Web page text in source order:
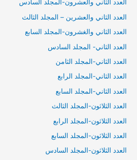
العدد الثاني والعشرون-المجلد السادس
العدد الثاني والعشرين – المجلد الثالث
العدد الثاني والغشرون-المجلد السابع
العدد الثاني- المجلد السادس
العدد الثاني-المجلد الثامن
العدد الثاني-المجلد الرابع
العدد الثاني-المجلد السابع
العدد الثلاثون-المجلد الثالث
العدد الثلاثون-المجلد الرابع
العدد الثلاثون-المجلد السابع
العدد الثلاثون-المجلد السادس